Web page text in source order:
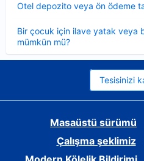
Otel depozito veya ön ödeme
Bir çocuk için ilave yatak veya
mümkün mü?
Tesisinizi
Masaüstü sürümü
Çalışma şeklimiz